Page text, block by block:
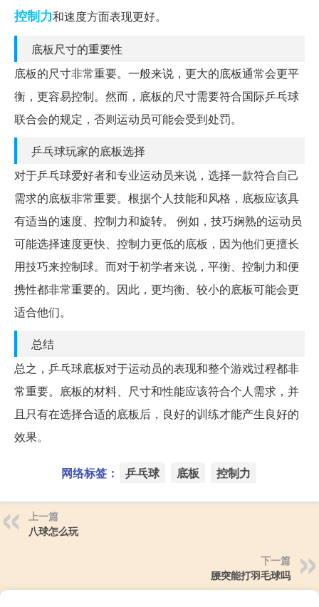
控制力和速度方面表现更好。
底板尺寸的重要性
底板的尺寸非常重要。一般来说，更大的底板通常会更平
衡，更容易控制。然而，底板的尺寸需要符合国际乒乓球
联合会的规定，否则运动员可能会受到处罚。
乒乓球玩家的底板选择
对于乒乓球爱好者和专业运动员来说，选择一款符合自己
需求的底板非常重要。根据个人技能和风格，底板应该具
有适当的速度、控制力和旋转。 例如，技巧娴熟的运动员
可能选择速度更快、控制力更低的底板，因为他们更擅长
用技巧来控制球。而对于初学者来说，平衡、控制力和便
携性都非常重要的。因此，更均衡、较小的底板可能会更
适合他们。
总结
总之，乒乓球底板对于运动员的表现和整个游戏过程都非
常重要。底板的材料、尺寸和性能应该符合个人需求，并
且只有在选择合适的底板后，良好的训练才能产生良好的
效果。
网络标签： 乒乓球 底板 控制力
上一篇
八球怎么玩
下一篇
腰突能打羽毛球吗